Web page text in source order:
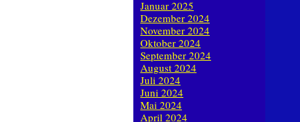
Januar 2025
Dezember 2024
November 2024
Oktober 2024
September 2024
August 2024
Juli 2024
Juni 2024
Mai 2024
April 2024